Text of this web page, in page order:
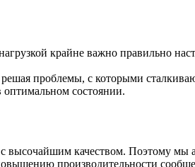
крайне важно правильно
проблемы, с которыми
оптимальном состоянии.
высочайшим качеством. Поэтому
производительности